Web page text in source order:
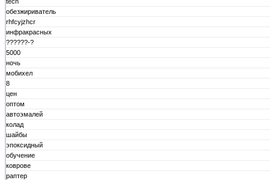
обезжириватель
rhfcyjzhcr
инфракрасных
??????-?
5000
ночь
мобихел
8
цен
оптом
автоэмалей
колад
шайбы
эпоксидный
обучение
коврове
раптер